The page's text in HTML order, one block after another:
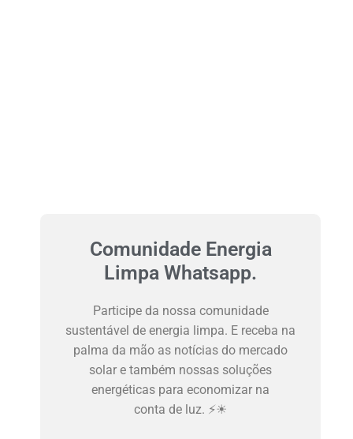
Comunidade Energia
Limpa Whatsapp.
Participe da nossa comunidade
sustentável de energia limpa. E receba na
palma da mão as notícias do mercado
solar e também nossas soluções
energéticas para economizar na
conta de luz. ⚡☀